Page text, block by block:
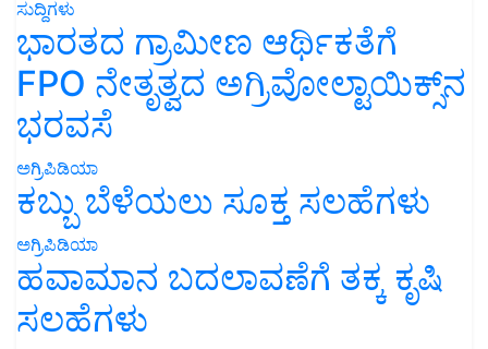
ಸುದ್ದಿಗಳು
ಭಾರತದ ಗ್ರಾಮೀಣ ಆರ್ಥಿಕತೆಗೆ
FPO ನೇತೃತ್ವದ ಅಗ್ರಿವೋಲ್ಟಾಯಿಕ್ಸ್‌ನ
ಭರವಸೆ
ಅಗ್ರಿಪಿಡಿಯಾ
ಕಬ್ಬು ಬೆಳೆಯಲು ಸೂಕ್ತ ಸಲಹೆಗಳು
ಅಗ್ರಿಪಿಡಿಯಾ
ಹವಾಮಾನ ಬದಲಾವಣೆಗೆ ತಕ್ಕ ಕೃಷಿ
ಸಲಹೆಗಳು